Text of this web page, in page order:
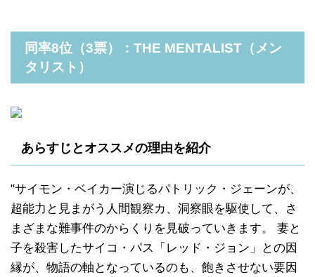
同率8位（3票）：THE MENTALIST（メン
タリスト）
あらすじとオススメの理由を紹介
"サイモン・ベイカー演じるパトリック・ジェーンが、
超能力と見まがう人間観察カ、洞察眼を駆使して、さ
まざまな難事件のからくりを見破っていきます。 妻と
子を殺害したサイコ・パス「レッド・ジョン」との因
縁が、物語の軸となっているのも、飽きさせない要因